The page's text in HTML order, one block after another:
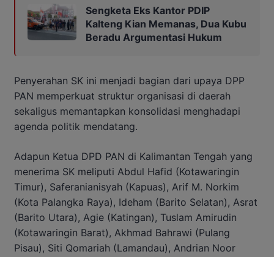
Sengketa Eks Kantor PDIP
Kalteng Kian Memanas, Dua Kubu
Beradu Argumentasi Hukum
Penyerahan SK ini menjadi bagian dari upaya DPP
PAN memperkuat struktur organisasi di daerah
sekaligus memantapkan konsolidasi menghadapi
agenda politik mendatang.
Adapun Ketua DPD PAN di Kalimantan Tengah yang
menerima SK meliputi Abdul Hafid (Kotawaringin
Timur), Saferanianisyah (Kapuas), Arif M. Norkim
(Kota Palangka Raya), Ideham (Barito Selatan), Asrat
(Barito Utara), Agie (Katingan), Tuslam Amirudin
(Kotawaringin Barat), Akhmad Bahrawi (Pulang
Pisau), Siti Qomariah (Lamandau), Andrian Noor